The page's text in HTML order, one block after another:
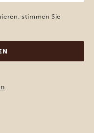
stimmen Sie